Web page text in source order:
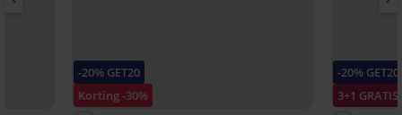
-20% GET20
Korting -30%
-20% GET20
3+1 GRATIS